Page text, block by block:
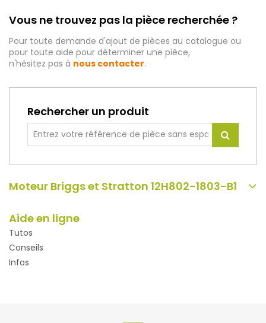
Vous ne trouvez pas la pièce recherchée ?
Pour toute demande d'ajout de pièces au catalogue ou
pour toute aide pour déterminer une pièce,
n'hésitez pas à nous contacter.
Rechercher un produit
Moteur Briggs et Stratton 12H802-1803-B1
Aide en ligne
Tutos
Conseils
Infos